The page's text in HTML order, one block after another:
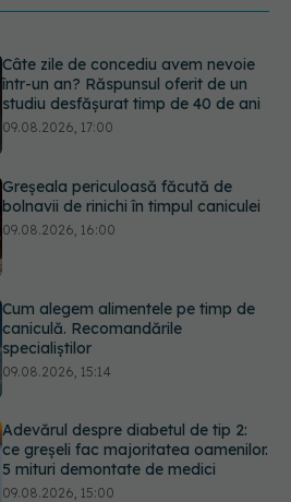
Greșeala periculoasă făcută de
bolnavii de rinichi în timpul caniculei
09.08.2026, 16:00
Cum alegem alimentele pe timp de
caniculă. Recomandările
specialiștilor
Adevărul despre diabetul de tip 2:
ce greșeli fac majoritatea oamenilor.
5 mituri demontate de medici
09.08.2026, 15:00
Cancerul s-a extins la oase și nu
numai. Starea lui Joe Biden s-a
înrăutățit. Fiul său dezvăluie cât de
gravă este boala